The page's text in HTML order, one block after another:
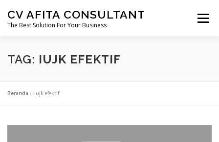
konten
CV AFITA CONSULTANT
The Best Solution For Your Business
Menu
AFITA CONSULTANT PENDIRIAN USAHA
PERIZINAN
TAG: IUJK EFEKTIF
Beranda »iujk efektif